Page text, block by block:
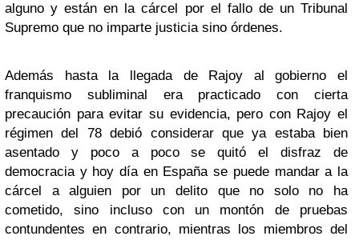
alguno y están en la cárcel por el fallo de un Tribunal
Supremo que no imparte justicia sino órdenes.
Además hasta la llegada de Rajoy al gobierno el
franquismo subliminal era practicado con cierta
precaución para evitar su evidencia, pero con Rajoy el
régimen del 78 debió considerar que ya estaba bien
asentado y poco a poco se quitó el disfraz de
democracia y hoy día en España se puede mandar a la
cárcel a alguien por un delito que no solo no ha
cometido, sino incluso con un montón de pruebas
contundentes en contrario, mientras los miembros del